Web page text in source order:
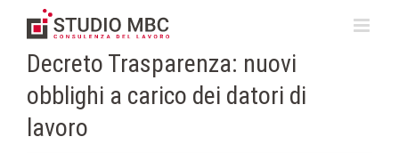
contenutoDecreto Trasparenza: nuovi
obblighi a carico dei datori di
lavoro